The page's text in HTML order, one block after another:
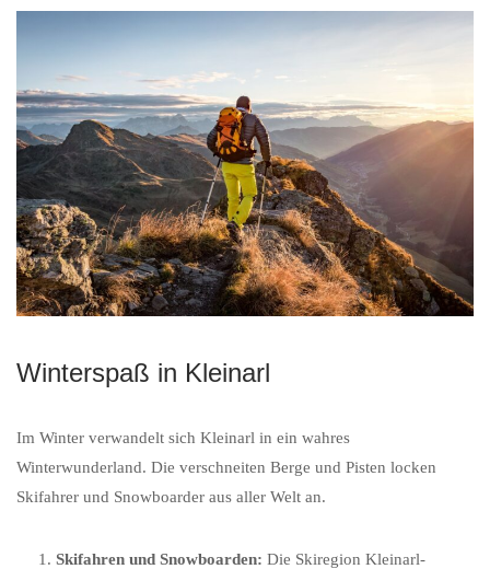
Winterspaß in Kleinarl
Im Winter verwandelt sich Kleinarl in ein wahres
Winterwunderland. Die verschneiten Berge und Pisten locken
Skifahrer und Snowboarder aus aller Welt an.
Skifahren und Snowboarden: Die Skiregion Kleinarl-